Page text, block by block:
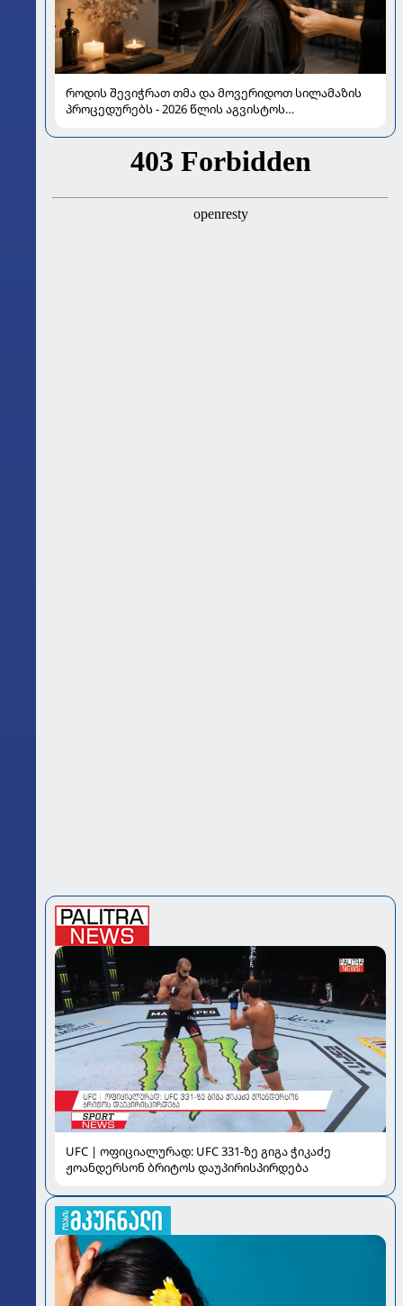
როდის შევიჭრათ თმა და მოვერიდოთ სილამაზის
პროცედურებს - 2026 წლის აგვისტოს
UFC | ოფიციალურად: UFC 331-ზე გიგა ჭიკაძე
ჟოანდერსონ ბრიტოს დაუპირისპირდება